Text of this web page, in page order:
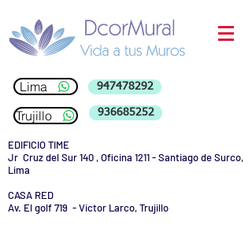
Lima 947478292
Trujillo 936685252
EDIFICIO TIME
Jr Cruz del Sur 140 , Oficina 1211 - Santiago de Surco,
Lima
CASA RED
Av. El golf 719 - Victor Larco, Trujillo